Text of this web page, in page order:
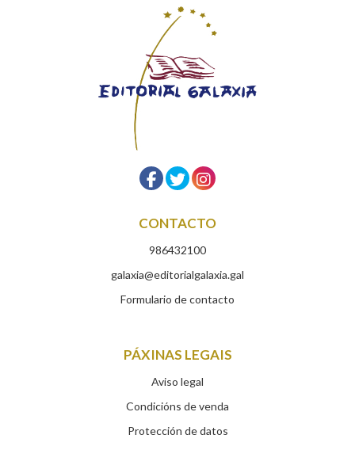
CONTACTO
986432100
galaxia@editorialgalaxia.gal
Formulario de contacto
PÁXINAS LEGAIS
Aviso legal
Condicións de venda
Protección de datos